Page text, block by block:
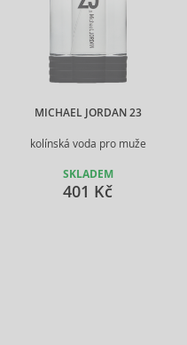
MICHAEL JORDAN 23
kolínská voda pro muže
SKLADEM
401 Kč